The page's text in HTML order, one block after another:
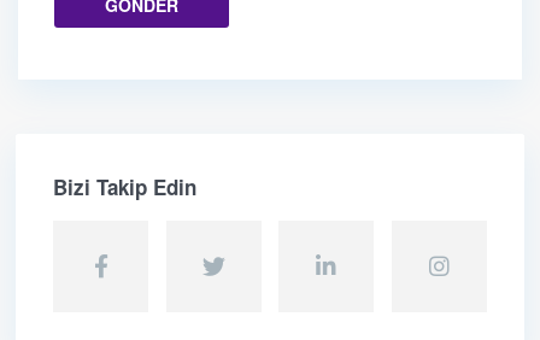
Bizi Takip Edin